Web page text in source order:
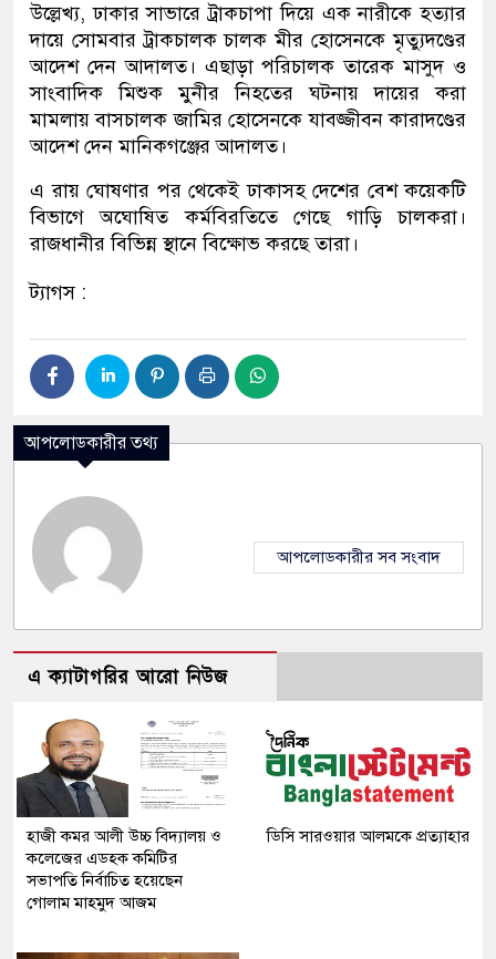
উল্লেখ্য, ঢাকার সাভারে ট্রাকচাপা দিয়ে এক নারীকে হত্যার
দায়ে সোমবার ট্রাকচালক চালক মীর হোসেনকে মৃত্যুদণ্ডের
আদেশ দেন আদালত। এছাড়া পরিচালক তারেক মাসুদ ও
সাংবাদিক মিশুক মুনীর নিহতের ঘটনায় দায়ের করা
মামলায় বাসচালক জামির হোসেনকে যাবজ্জীবন কারাদণ্ডের
আদেশ দেন মানিকগঞ্জের আদালত।
এ রায় ঘোষণার পর থেকেই ঢাকাসহ দেশের বেশ কয়েকটি
বিভাগে অঘোষিত কর্মবিরতিতে গেছে গাড়ি চালকরা।
রাজধানীর বিভিন্ন স্থানে বিক্ষোভ করছে তারা।
ট্যাগস :
আপলোডকারীর তথ্য
আপলোডকারীর সব সংবাদ
এ ক্যাটাগরির আরো নিউজ
হাজী কমর আলী উচ্চ বিদ্যালয় ও
কলেজের এডহক কমিটির
সভাপতি নির্বাচিত হয়েছেন
গোলাম মাহমুদ আজম
ডিসি সারওয়ার আলমকে প্রত্যাহার